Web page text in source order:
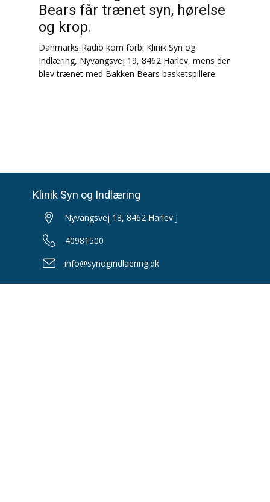
Bears får trænet syn, hørelse
og krop.
Danmarks Radio kom forbi Klinik Syn og
Indlæring, Nyvangsvej 19, 8462 Harlev, mens der
blev trænet med Bakken Bears basketspillere.
Klinik Syn og Indlæring
Nyvangsvej 18, 8462 Harlev J
40981500
info@synogindlaering.dk